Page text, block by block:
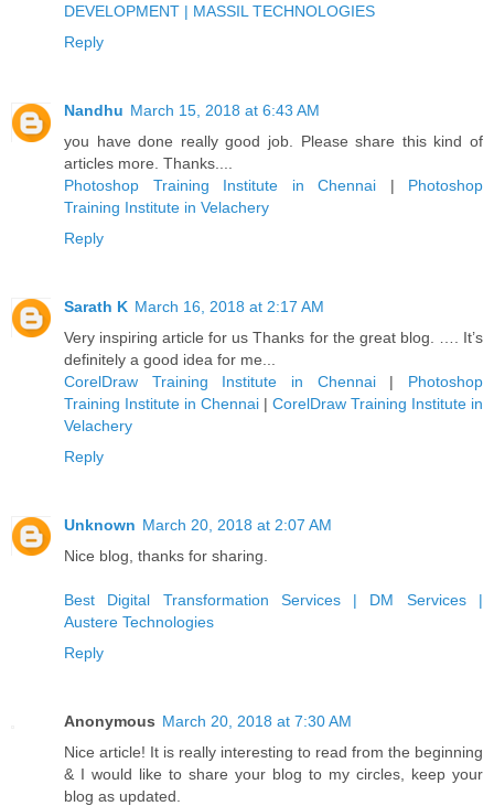
DEVELOPMENT | MASSIL TECHNOLOGIES
Reply
Nandhu March 15, 2018 at 6:43 AM
you have done really good job. Please share this kind of
articles more. Thanks....
Photoshop Training Institute in Chennai | Photoshop
Training Institute in Velachery
Reply
Sarath K March 16, 2018 at 2:17 AM
Very inspiring article for us Thanks for the great blog. …. It’s
definitely a good idea for me...
CorelDraw Training Institute in Chennai| Photoshop
Training Institute in Chennai | CorelDraw Training Institute in
Velachery
Reply
Unknown March 20, 2018 at 2:07 AM
Nice blog, thanks for sharing.
Best Digital Transformation Services | DM Services |
Austere Technologies
Reply
Anonymous March 20, 2018 at 7:30 AM
Nice article! It is really interesting to read from the beginning
& I would like to share your blog to my circles, keep your
blog as updated.